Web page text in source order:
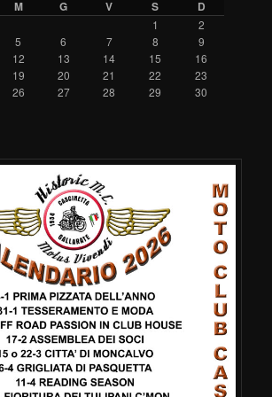
M G V S D
1
2
5 6 7 8
9
12 13 14 15
16
19 20 21 22
23
26 27 28 29
30